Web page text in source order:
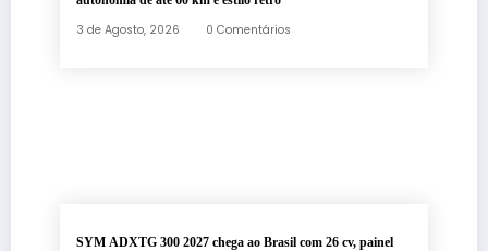
3 de Agosto, 2026 0 Comentários
SYM ADXTG 300 2027 chega ao Brasil com 26 cv, painel